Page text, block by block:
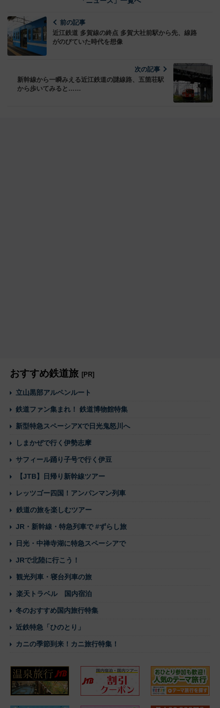
前の記事
近江鉄道 多賀線の終点 多賀大社前駅から先、線路
がのびていた時代を想像
次の記事
新幹線から一瞬みえる近江鉄道の謎線路、五箇荘駅
から歩いてみると……
おすすめ鉄道旅 [PR]
立山黒部アルペンルート
鉄道ファン集まれ！ 鉄道博物館特集
新型特急スペーシアXで日光鬼怒川へ
しまかぜで行く伊勢志摩
サフィール踊り子号で行く伊豆
【JTB】日帰り新幹線ツアー
レッツゴー四国！アンパンマン列車
鉄道の旅を楽しむツアー
JR・新幹線・特急列車で #ずらし旅
日光・中禅寺湖に特急スペーシアで
JRで北陸に行こう！
観光列車・寝台列車の旅
楽天トラベル 国内宿泊
冬のおすすめ国内旅行特集
近鉄特急「ひのとり」
カニの季節到来！カニ旅行特集！